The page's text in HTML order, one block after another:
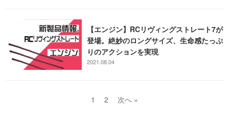
【エンジン】RCリヴィングストレート7が
登場。絶妙のロングサイズ、生命感たっぷ
りのアクションを実現
2021.08.04
1 2 次へ »